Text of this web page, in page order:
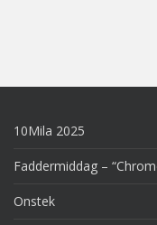
10Mila 2025
Faddermiddag –
Onstek